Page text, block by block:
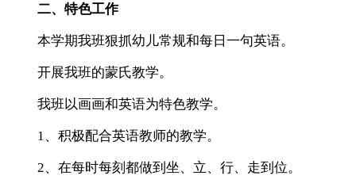
二、特色工作
本学期我班狠抓幼儿常规和每日一句英语。
开展我班的蒙氏教学。
我班以画画和英语为特色教学。
1、积极配合英语教师的教学。
2、在每时每刻都做到坐、立、行、走到位。